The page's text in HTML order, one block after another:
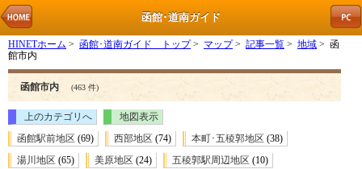
函館･道南ガイド
HINETホーム > 函館･道南ガイド トップ> マップ> 記事一覧 > 地域 > 函
館市内
函館市内 (463 件)
上のカテゴリへ
地図表示
函館駅前地区 (69) 西部地区 (74) 本町･五稜郭地区 (38)
湯川地区 (65) 美原地区 (24) 五稜郭駅周辺地区 (10)